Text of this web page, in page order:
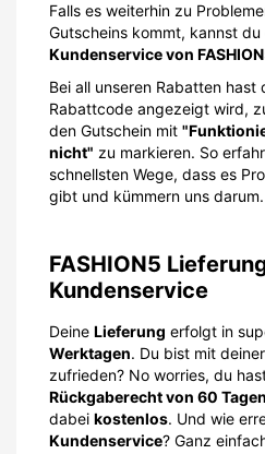
Falls es weiterhin zu
Gutscheins kommt, kannst
Kundenservice von
Bei all unseren Rabatten hast
Rabattcode angezeigt wird,
den Gutschein mit
nicht" zu markieren. So
schnellsten Wege, dass es
gibt und kümmern uns darum.
FASHION5
Kundenservice
Deine Lieferung erfolgt in
Werktagen. Du bist mit
zufrieden? No worries, du
Rückgaberecht von 60 Tagen
dabei kostenlos. Und wie
Kundenservice? Ganz